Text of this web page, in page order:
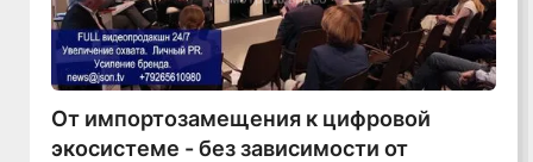
От импортозамещения к цифровой
экосистеме - без зависимости от